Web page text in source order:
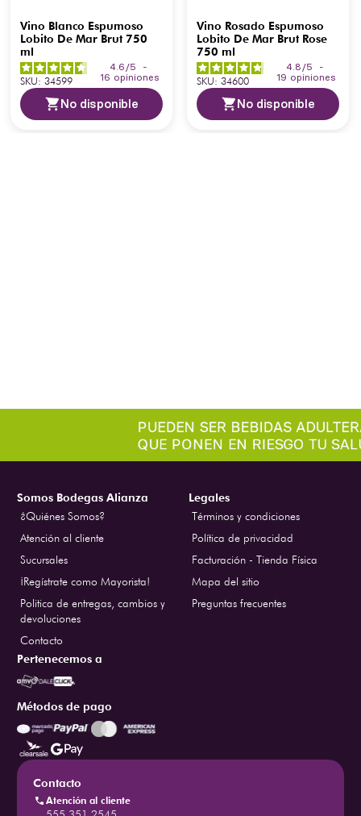
Vino Blanco Espumoso
Lobito De Mar Brut 750
ml
4.6 /5
-
16 opiniones
SKU: 34599
No disponible
Vino Rosado Espumoso
Lobito De Mar Brut Rose
750 ml
4.8 /5
-
19 opiniones
SKU: 34600
No disponible
Somos Bodegas Alianza
¿Quiénes Somos?
Atención al cliente
Sucursales
¡Regístrate como Mayorista!
Politica de entregas, cambios y
devoluciones
Contacto
Legales
Términos y condiciones
Política de privacidad
Facturación - Tienda Física
Mapa del sitio
Preguntas frecuentes
Pertenecemos a
Métodos de pago
Contacto
Atención al cliente